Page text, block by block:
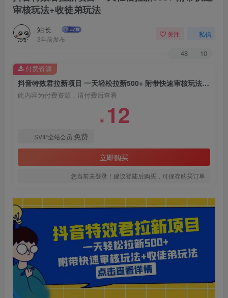
审核玩法+收徒弟玩法
站长
3年前发布
关注 私信
48 10
抖音特效君拉新项目 一天轻松拉新500+ 附带快速审核玩法+收徒弟玩法
此内容为付费资源，请付费后查看
￥ 12
SVIP全站会员 免费
立即购买
您当前未登录！建议登陆后购买，可保存购买订单
付费资源